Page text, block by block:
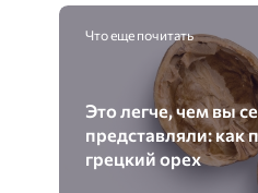
Что еще почитать
Это легче, чем вы
представляли: как
грецкий орех